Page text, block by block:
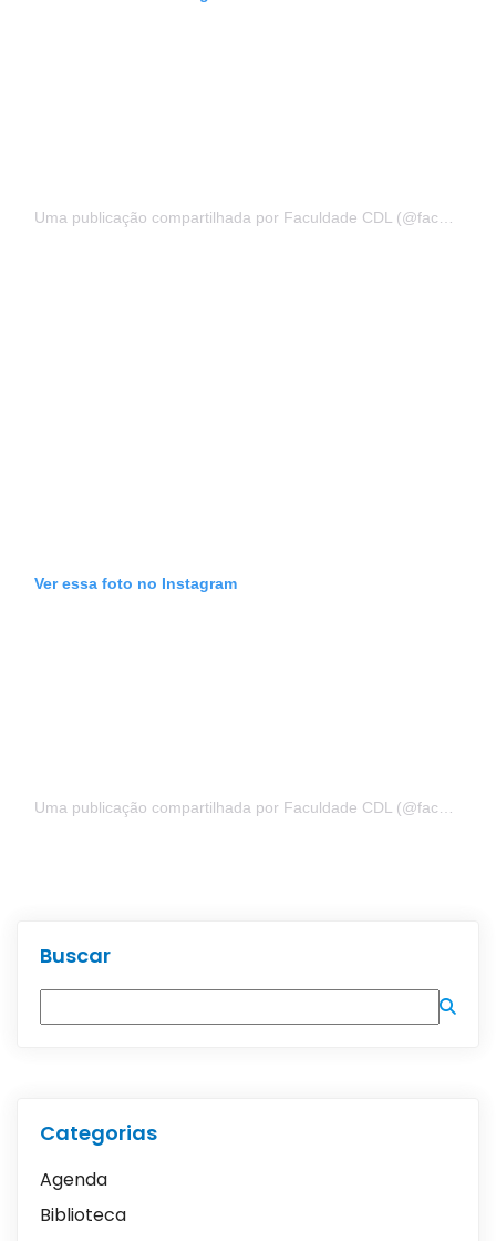
Ver essa foto no Instagram
Buscar
Categorias
Agenda
Biblioteca